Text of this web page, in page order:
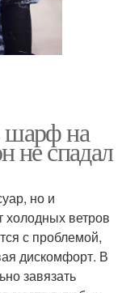
шарф на
не спадал
но и
холодных ветров
с проблемой,
дискомфорт. В
завязать